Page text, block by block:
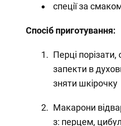
спеції за
Спосіб приготування:
Перці порізати,
запекти в
зняти шкірочку
Макарони
з: перцем,